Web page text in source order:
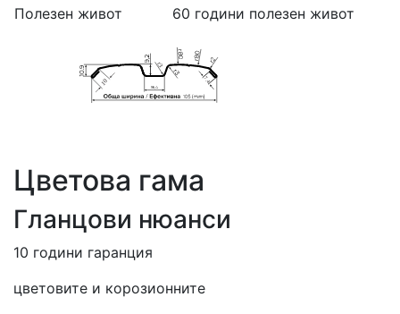
Полезен живот
60 години полезен живот
Цветова гама
Гланцови нюанси
10 години гаранция
цветовите и корозионните